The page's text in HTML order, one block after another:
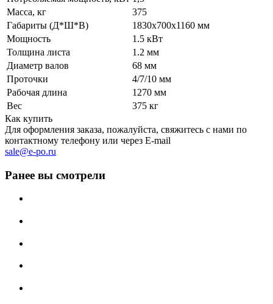
Масса, кг
375
Габариты (Д*Ш*В)
1830x700x1160 мм
Мощность
1.5 кВт
Толщина листа
1.2 мм
Диаметр валов
68 мм
Проточки
4/7/10 мм
Рабочая длина
1270 мм
Вес
375 кг
Как купить
Для оформления заказа, пожалуйста, свяжитесь с нами по
контактному телефону или через E-mail
sale@e-po.ru
Ранее вы смотрели